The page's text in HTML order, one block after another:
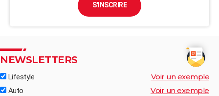
S'INSCRIRE
NEWSLETTERS
Lifestyle Voir un exemple
Auto Voir un exemple